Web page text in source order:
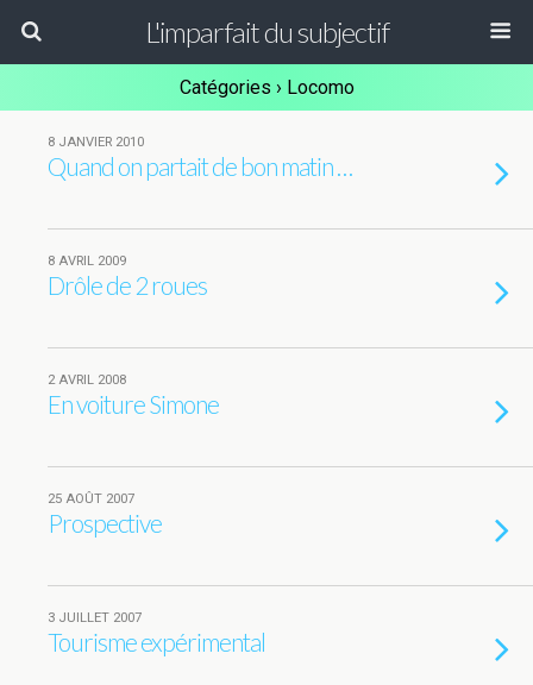
L'imparfait du subjectif
Catégories › Locomo
8 JANVIER 2010
Quand on partait de bon matin …
8 AVRIL 2009
Drôle de 2 roues
2 AVRIL 2008
En voiture Simone
25 AOÛT 2007
Prospective
3 JUILLET 2007
Tourisme expérimental